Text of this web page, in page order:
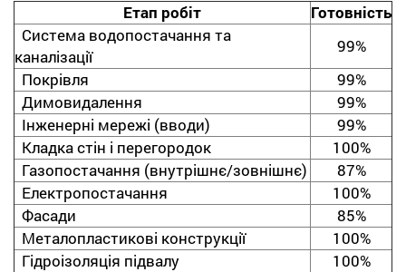
Етап робіт
Готовність
Система водопостачання та
каналізації
99%
Покрівля
99%
Димовидалення
99%
Інженерні мережі (вводи)
99%
Кладка стін і перегородок
100%
Газопостачання (внутрішнє/зовнішнє)
87%
Електропостачання
100%
Фасади
85%
Металопластикові конструкції
100%
Гідроізоляція підвалу
100%